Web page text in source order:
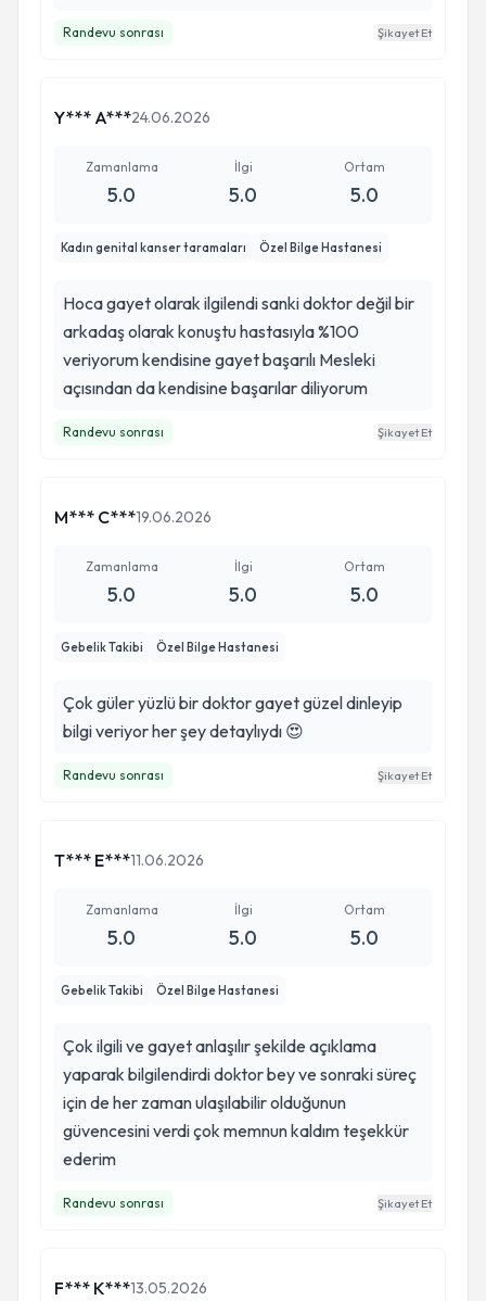
Randevu sonrası Şikayet Et
Y*** A***24.06.2026
Zamanlama
5.0
İlgi
5.0
Ortam
5.0
Kadın genital kanser taramaları Özel Bilge Hastanesi
Hoca gayet olarak ilgilendi sanki doktor değil bir
arkadaş olarak konuştu hastasıyla %100
veriyorum kendisine gayet başarılı Mesleki
açısından da kendisine başarılar diliyorum
Randevu sonrası Şikayet Et
M*** C***19.06.2026
Zamanlama
5.0
İlgi
5.0
Ortam
5.0
Gebelik Takibi Özel Bilge Hastanesi
Çok güler yüzlü bir doktor gayet güzel dinleyip
bilgi veriyor her şey detaylıydı 😍
Randevu sonrası Şikayet Et
T*** E***11.06.2026
Zamanlama
5.0
İlgi
5.0
Ortam
5.0
Gebelik Takibi Özel Bilge Hastanesi
Çok ilgili ve gayet anlaşılır şekilde açıklama
yaparak bilgilendirdi doktor bey ve sonraki süreç
için de her zaman ulaşılabilir olduğunun
güvencesini verdi çok memnun kaldım teşekkür
ederim
Randevu sonrası Şikayet Et
F*** K***13.05.2026